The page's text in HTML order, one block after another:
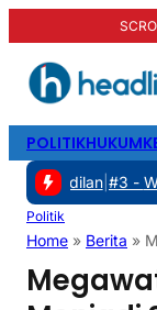
POLITIKHUKUM
#3 - Wajah Baru
Politik
Home » Berita »